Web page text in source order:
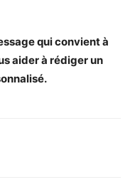
qui convient à
aider à rédiger un